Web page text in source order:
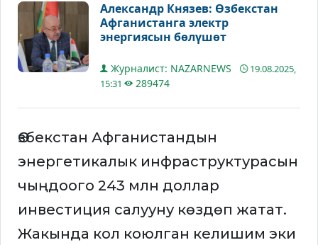
Александр Князев: Өзбекстан
Афганистанга электр
энергиясын бөлүшөт
Журналист: NAZARNEWS
19.08.2025,
15:31
289474
Өзбекстан Афганистандын
энергетикалык инфраструктурасын
чыңдоого 243 млн доллар
инвестиция салууну көздөп жатат.
Жакында кол коюлган келишим эки